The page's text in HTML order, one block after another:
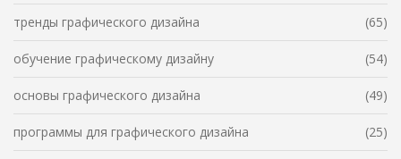
тренды графического дизайна (65)
обучение графическому дизайну (54)
основы графического дизайна (49)
программы для графического дизайна (25)